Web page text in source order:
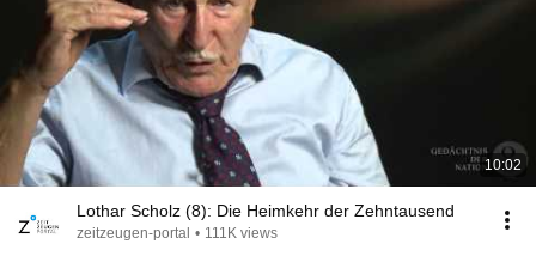
10:02
Lothar Scholz (8): Die Heimkehr der Zehntausend
zeitzeugen-portal • 111K views